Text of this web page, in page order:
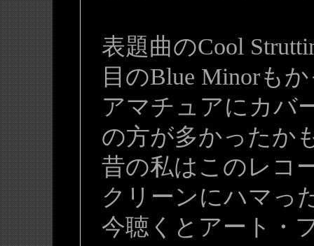
表題曲のCool
目のBlue Minorも
アマチュアにカバ
の方が多かったか
昔の私はこのレコ
クリーンにハマっ
今聴くとアート・